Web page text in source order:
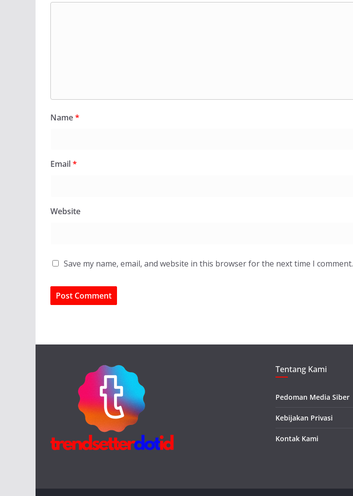
Name*
Email*
Website
Save my name, email, and website in this browser for the next time I comment.
Tentang Kami
Pedoman Media Siber
Kebijakan Privasi
Kontak Kami